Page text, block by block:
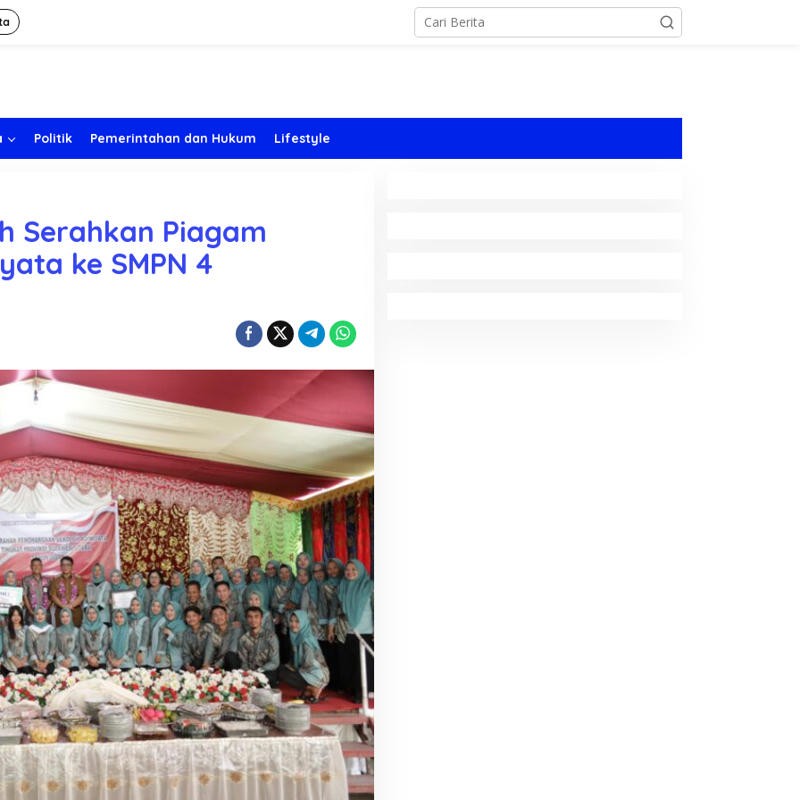
Politik Pemerintahan dan Hukum Lifestyle
Serahkan Piagam
ke SMPN 4